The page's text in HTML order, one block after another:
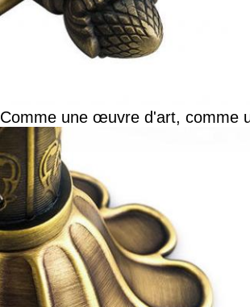
Comme une œuvre d'art, comme